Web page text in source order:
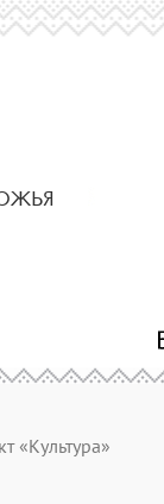
«Культура»